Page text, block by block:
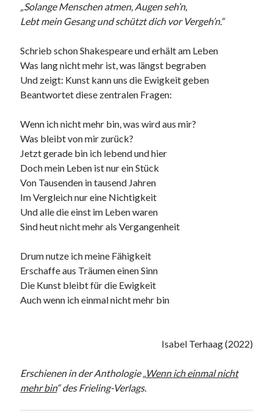
„Solange Menschen atmen, Augen seh’n,
Lebt mein Gesang und schützt dich vor Vergeh’n.“
Schrieb schon Shakespeare und erhält am Leben
Was lang nicht mehr ist, was längst begraben
Und zeigt: Kunst kann uns die Ewigkeit geben
Beantwortet diese zentralen Fragen:
Wenn ich nicht mehr bin, was wird aus mir?
Was bleibt von mir zurück?
Jetzt gerade bin ich lebend und hier
Doch mein Leben ist nur ein Stück
Von Tausenden in tausend Jahren
Im Vergleich nur eine Nichtigkeit
Und alle die einst im Leben waren
Sind heut nicht mehr als Vergangenheit
Drum nutze ich meine Fähigkeit
Erschaffe aus Träumen einen Sinn
Die Kunst bleibt für die Ewigkeit
Auch wenn ich einmal nicht mehr bin
Isabel Terhaag (2022)
Erschienen in der Anthologie „Wenn ich einmal nicht
mehr bin“ des Frieling-Verlags.